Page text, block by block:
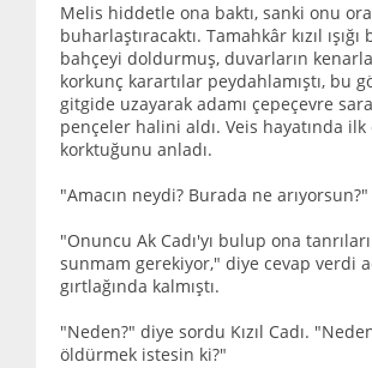
Melis hiddetle ona baktı, sanki onu
buharlaştıracaktı. Tamahkâr kızıl ışığı
bahçeyi doldurmuş, duvarların
korkunç karartılar peydahlamıştı, bu
gitgide uzayarak adamı çepeçevre
pençeler halini aldı. Veis hayatında ilk
korktuğunu anladı.
"Amacın neydi? Burada ne arıyorsun?"
"Onuncu Ak Cadı'yı bulup ona
sunmam gerekiyor," diye cevap verdi
gırtlağında kalmıştı.
"Neden?" diye sordu Kızıl Cadı.
öldürmek istesin ki?"